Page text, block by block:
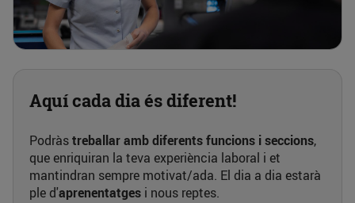
Aquí cada dia és diferent!
Podràstreballar amb diferents funcions i seccions,
que enriquiran la teva experiència laboral i et
mantindran sempre motivat/ada. El dia a dia estarà
ple d'aprenentatges i nous reptes.